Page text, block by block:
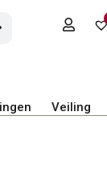
Veiling